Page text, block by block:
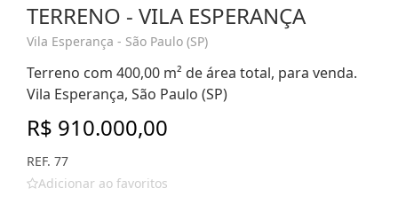
TERRENO - VILA ESPERANÇA
Vila Esperança - São Paulo (SP)
Terreno com 400,00 m² de área total, para venda.
Vila Esperança, São Paulo (SP)
R$ 910.000,00
REF. 77
Adicionar ao favoritos